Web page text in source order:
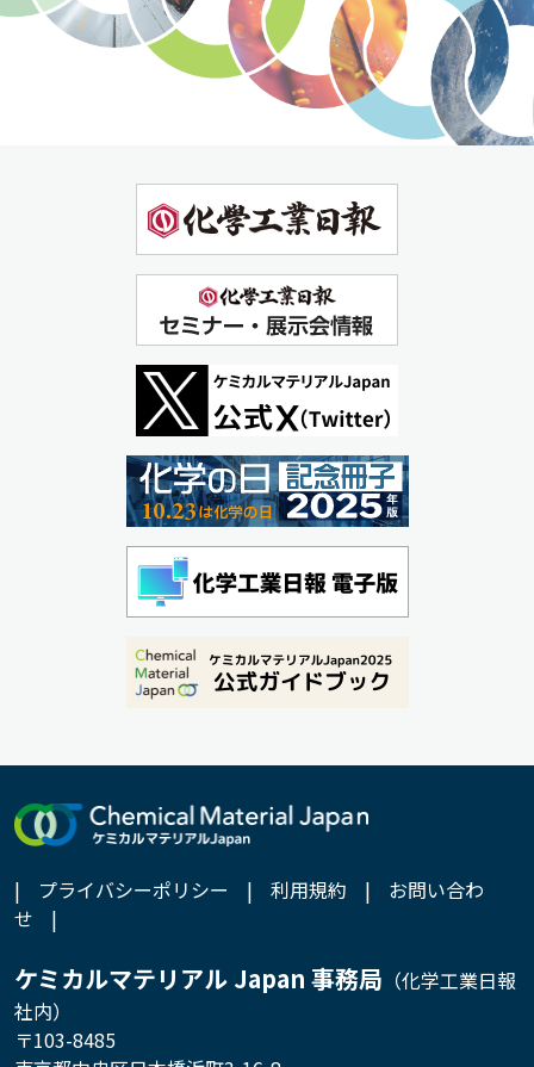
| プライバシーポリシー | 利用規約 |
お問い合わ
せ
|
ケミカルマテリアル Japan 事務局 （化学工業日報
社内）
〒103-8485